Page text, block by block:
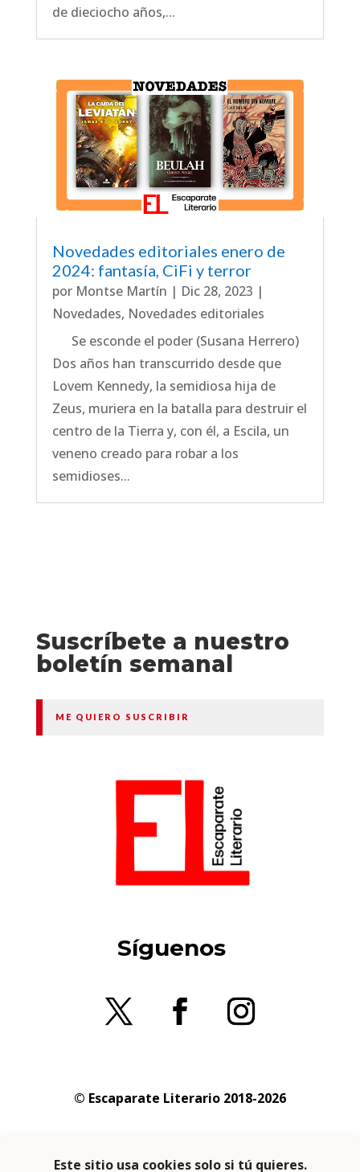
de dieciocho años,...
Novedades editoriales enero de
2024: fantasía, CiFi y terror
por Montse Martín | Dic 28, 2023 |
Novedades, Novedades editoriales
Se esconde el poder (Susana Herrero)
Dos años han transcurrido desde que
Lovem Kennedy, la semidiosa hija de
Zeus, muriera en la batalla para destruir el
centro de la Tierra y, con él, a Escila, un
veneno creado para robar a los
semidioses...
Suscríbete a nuestro
boletín semanal
ME QUIERO SUSCRIBIR
Síguenos
© Escaparate Literario 2018-2026
privacidad